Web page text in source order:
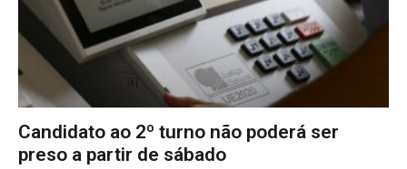
Candidato ao 2º turno não poderá ser
preso a partir de sábado